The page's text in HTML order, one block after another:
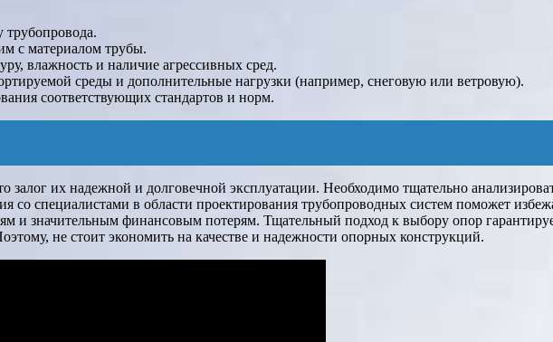
трубопровода.
с материалом трубы.
влажность и наличие агрессивных сред.
среды и дополнительные нагрузки (например, снеговую или ветровую).
соответствующих стандартов и норм.
залог их надежной и долговечной эксплуатации. Необходимо тщательно
со специалистами в области проектирования трубопроводных систем поможет
и значительным финансовым потерям. Тщательный подход к выбору опор
не стоит экономить на качестве и надежности опорных конструкций.